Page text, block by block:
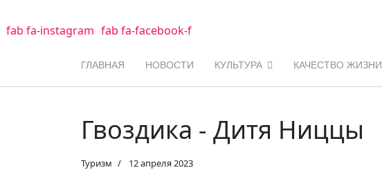
fab fa-instagram fab fa-facebook-f
ГЛАВНАЯ НОВОСТИ КУЛЬТУРА КАЧЕСТВО ЖИЗНИ
Гвоздика - Дитя Ниццы
Туризм 12 апреля 2023